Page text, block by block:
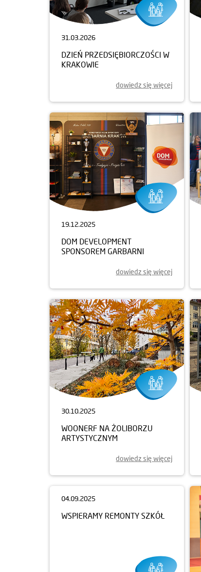
31.03.2026
DZIEŃ PRZEDSIĘBIORCZOŚCI W
KRAKOWIE
dowiedz się więcej
19.12.2025
DOM DEVELOPMENT
SPONSOREM GARBARNI
dowiedz się więcej
30.10.2025
WOONERF NA ŻOLIBORZU
ARTYSTYCZNYM
dowiedz się więcej